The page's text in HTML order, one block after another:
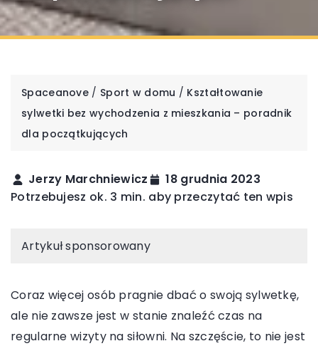
Spaceanove / Sport w domu / Kształtowanie
sylwetki bez wychodzenia z mieszkania – poradnik
dla początkujących
Jerzy Marchniewicz
18 grudnia 2023
Potrzebujesz ok. 3 min. aby przeczytać ten wpis
Artykuł sponsorowany
Coraz więcej osób pragnie dbać o swoją sylwetkę,
ale nie zawsze jest w stanie znaleźć czas na
regularne wizyty na siłowni. Na szczęście, to nie jest